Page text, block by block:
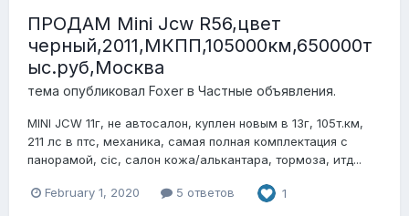
ПРОДАМ Mini Jcw R56,цвет
черный,2011,МКПП,105000км,650000т
ыс.руб,Москва
тема опубликовал Foxer в Частные объявления.
MINI JCW 11г, не автосалон, куплен новым в 13г, 105т.км,
211 лс в птс, механика, самая полная комплектация с
панорамой, cic, салон кожа/алькантара, тормоза, итд...
February 1, 2020 5 ответов 1